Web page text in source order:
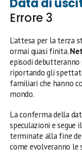
Errore 3
L’attesa per la terza
ormai quasi finita.
episodi
riportando gli
familiari che hanno
mondo.
La conferma della
speculazioni e segue
terminate alla fine
come evolveranno le